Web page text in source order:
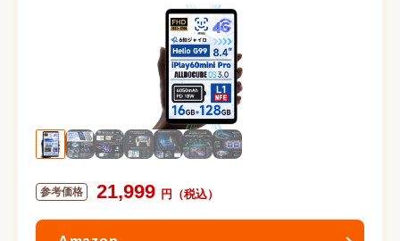
21,999